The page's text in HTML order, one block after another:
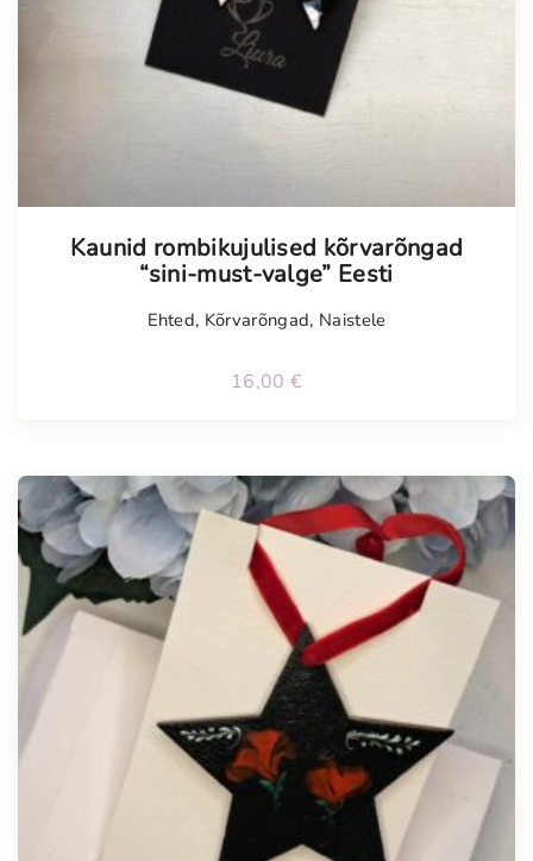
Kaunid rombikujulised kõrvarõngad
“sini-must-valge” Eesti
Ehted, Kõrvarõngad, Naistele
16,00 €